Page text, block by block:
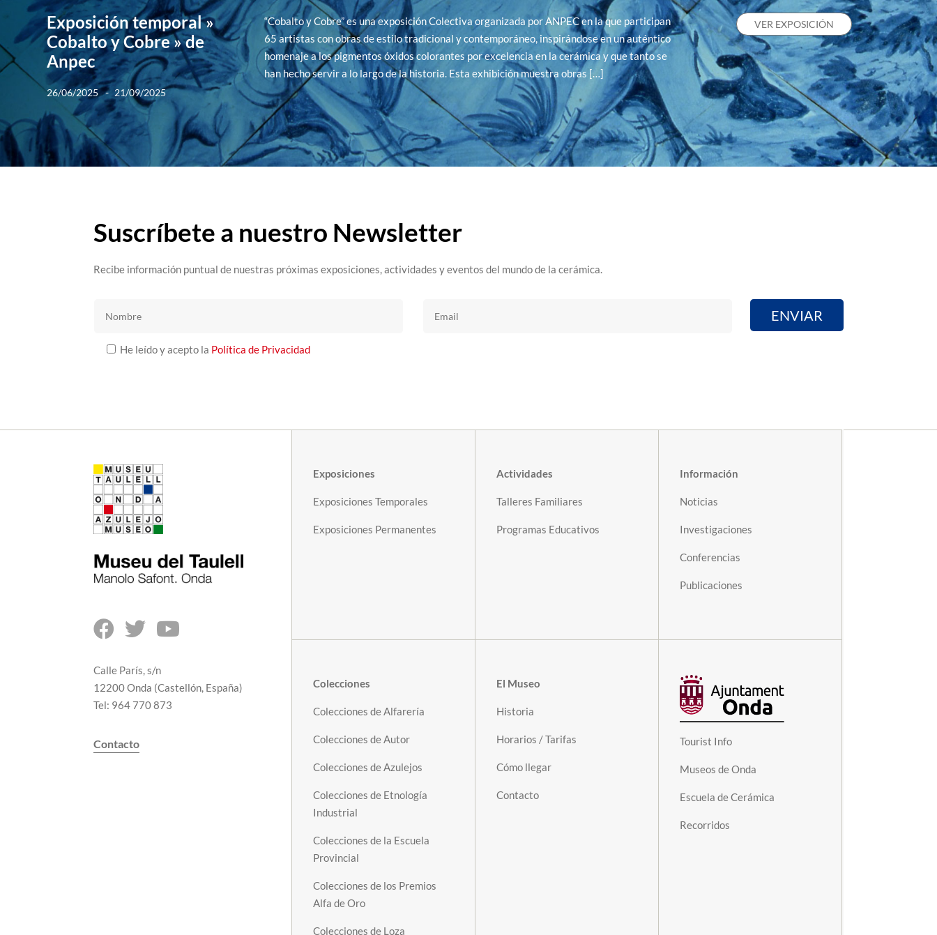
Exposición temporal »
Cobalto y Cobre » de
Anpec
26/06/2025 - 21/09/2025
“Cobalto y Cobre” es una exposición Colectiva organizada por ANPEC en la que participan
65 artistas con obras de estilo tradicional y contemporáneo, inspirándose en un auténtico
homenaje a los pigmentos óxidos colorantes por excelencia en la cerámica y que tanto se
han hecho servir a lo largo de la historia. Esta exhibición muestra obras […]
VER EXPOSICIÓN
Suscríbete a nuestro Newsletter
Recibe información puntual de nuestras próximas exposiciones, actividades y eventos del mundo de la cerámica.
He leído y acepto la Política de Privacidad
  
Calle París, s/n
12200 Onda (Castellón, España)
Tel: 964 770 873
Contacto
Exposiciones
Exposiciones Temporales
Exposiciones Permanentes
Actividades
Talleres Familiares
Programas Educativos
Información
Noticias
Investigaciones
Conferencias
Publicaciones
Colecciones
Colecciones de Alfarería
Colecciones de Autor
Colecciones de Azulejos
Colecciones de Etnología
Industrial
Colecciones de la Escuela
Provincial
Colecciones de los Premios
Alfa de Oro
Colecciones de Loza
El Museo
Historia
Horarios / Tarifas
Cómo llegar
Contacto
Tourist Info
Museos de Onda
Escuela de Cerámica
Recorridos